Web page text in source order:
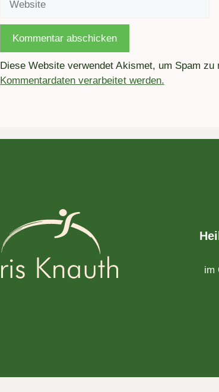
Diese Website verwendet Akismet, um Spam zu
Kommentardaten verarbeitet werden.
im